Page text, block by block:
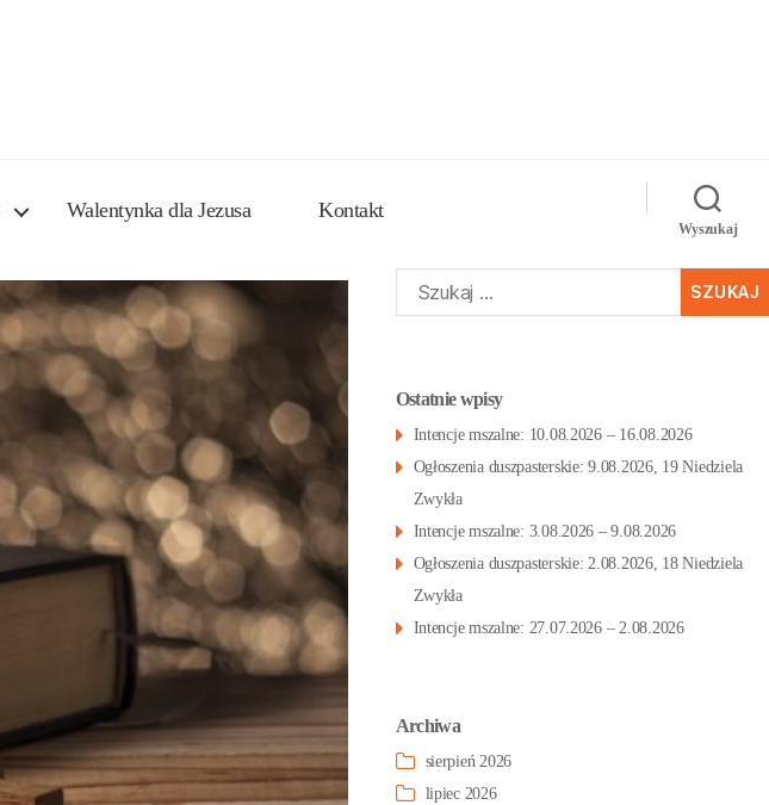
Walentynka dla Jezusa Kontakt
Wyszukaj
Szukaj:
Ostatnie wpisy
Intencje mszalne: 10.08.2026 – 16.08.2026
Ogłoszenia duszpasterskie: 9.08.2026, 19 Niedziela
Zwykła
Intencje mszalne: 3.08.2026 – 9.08.2026
Ogłoszenia duszpasterskie: 2.08.2026, 18 Niedziela
Zwykła
Intencje mszalne: 27.07.2026 – 2.08.2026
Archiwa
sierpień 2026
lipiec 2026